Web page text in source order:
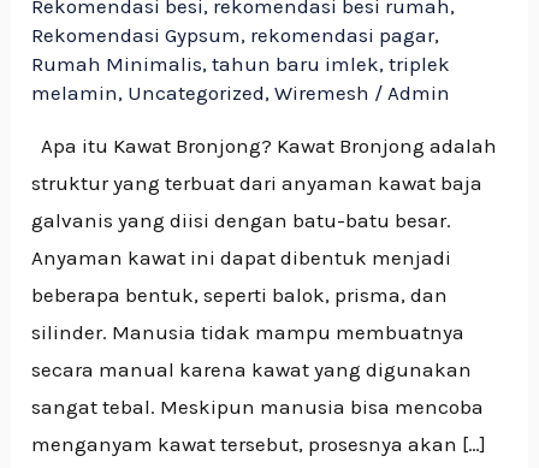
Rekomendasi besi, rekomendasi besi rumah,
Rekomendasi Gypsum, rekomendasi pagar,
Rumah Minimalis,tahun baru imlek,triplek
melamin, Uncategorized,Wiremesh /Admin
Apa itu Kawat Bronjong? Kawat Bronjong adalah
struktur yang terbuat dari anyaman kawat baja
galvanis yang diisi dengan batu-batu besar.
Anyaman kawat ini dapat dibentuk menjadi
beberapa bentuk, seperti balok, prisma, dan
silinder. Manusia tidak mampu membuatnya
secara manual karena kawat yang digunakan
sangat tebal. Meskipun manusia bisa mencoba
menganyam kawat tersebut, prosesnya akan […]